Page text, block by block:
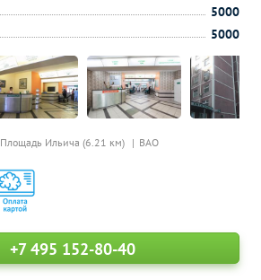
Площадь Ильича (6.21 км) ВАО
5000
5000
+7 495 152-80-40